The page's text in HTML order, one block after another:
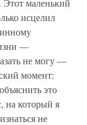
Этот маленький
исцелил
—
не могу —
момент:
это
на который я
не